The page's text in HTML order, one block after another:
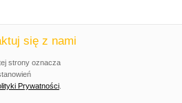
się z nami
strony oznacza
Prywatności